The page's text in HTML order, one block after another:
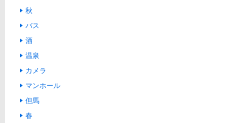
秋
バス
酒
温泉
カメラ
マンホール
但馬
春